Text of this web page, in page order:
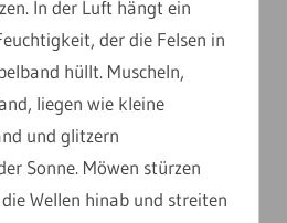
In der Luft hängt ein
der die Felsen in
hüllt. Muscheln,
liegen wie kleine
und glitzern
Sonne. Möwen stürzen
Wellen hinab und streiten